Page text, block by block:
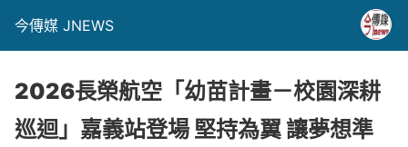
今傳媒 JNEWS
2026長榮航空「幼苗計畫－校園深耕
巡迴」嘉義站登場 堅持為翼 讓夢想準